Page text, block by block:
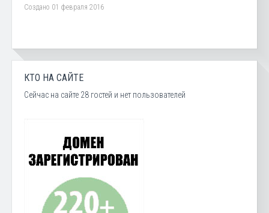
Создано 01 февраля 2016
КТО НА САЙТЕ
Сейчас на сайте 28 гостей и нет пользователей